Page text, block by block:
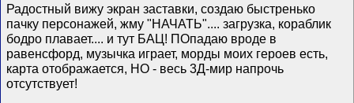
Радостный вижу экран заставки, создаю быстренько
пачку персонажей, жму "НАЧАТЬ".... загрузка, кораблик
бодро плавает.... и тут БАЦ! ПОпадаю вроде в
равенсфорд, музычка играет, морды моих героев есть,
карта отображается, НО - весь 3Д-мир напрочь
отсутствует!